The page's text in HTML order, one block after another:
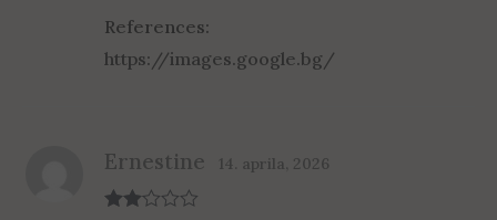
References:
https://images.google.bg/
Ernestine 14. aprila, 2026